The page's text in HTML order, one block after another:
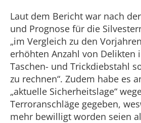
Laut dem Bericht war nach
und Prognose für die
„im Vergleich zu den
erhöhten Anzahl von Delikten
Taschen- und Trickdiebstahl
zu rechnen“. Zudem habe es
„aktuelle Sicherheitslage“
Terroranschläge gegeben,
mehr bewilligt worden seien